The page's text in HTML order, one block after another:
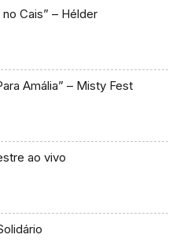
no Cais” – Hélder
Amália” – Misty Fest
ao vivo